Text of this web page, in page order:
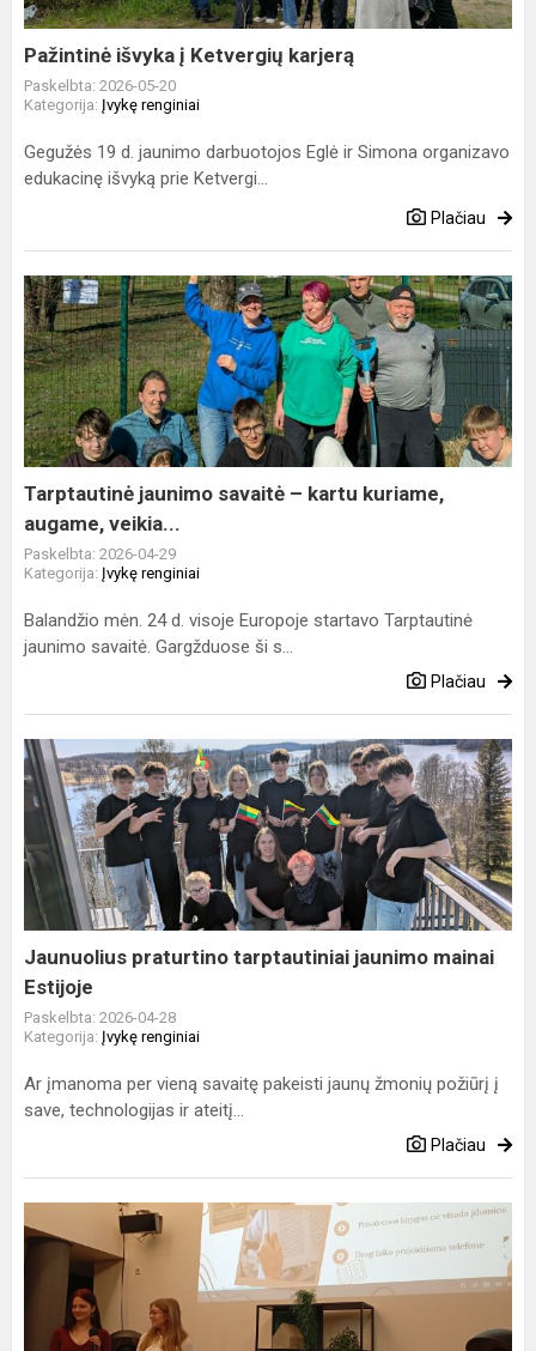
Pažintinė išvyka į Ketvergių karjerą
Paskelbta: 2026-05-20
Kategorija: Įvykę renginiai
Gegužės 19 d. jaunimo darbuotojos Eglė ir Simona organizavo
edukacinę išvyką prie Ketvergi...
Plačiau
Tarptautinė
jaunimo
savaitė
–
kartu
kuriame,
augame,
veikia...
Tarptautinė jaunimo savaitė – kartu kuriame,
augame, veikia...
Paskelbta: 2026-04-29
Kategorija: Įvykę renginiai
Balandžio mėn. 24 d. visoje Europoje startavo Tarptautinė
jaunimo savaitė. Gargžduose ši s...
Plačiau
Jaunuolius
praturtino
tarptautiniai
jaunimo
mainai
Estijoje
Jaunuolius praturtino tarptautiniai jaunimo mainai
Estijoje
Paskelbta: 2026-04-28
Kategorija: Įvykę renginiai
Ar įmanoma per vieną savaitę pakeisti jaunų žmonių požiūrį į
save, technologijas ir ateitį...
Plačiau
ar
„skrolinti“?